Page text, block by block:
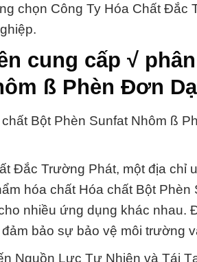
chọn Công Ty Hóa Chất
cung cấp √
ß Phèn Đơn
Bột Phèn Sunfat Nhôm ß
Đắc Trường Phát, một địa chỉ
hóa chất Hóa chất Bột
nhiều ứng dụng khác nhau.
bảo sự bảo vệ môi trường
Nguồn Lực Tự Nhiên và Tái